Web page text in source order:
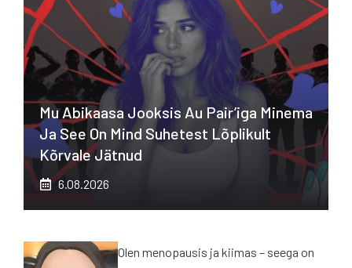
Mu Abikaasa Jooksis Au Pair’iga Minema
Ja See On Mind Suhetest Lõplikult
Kõrvale Jätnud
6.08.2026
Olen menopausis ja kiimas – seega on